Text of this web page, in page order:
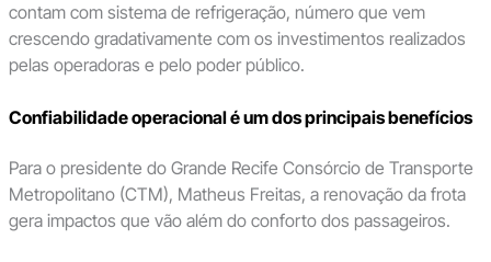
contam com sistema de refrigeração, número que vem
crescendo gradativamente com os investimentos realizados
pelas operadoras e pelo poder público.
Confiabilidade operacional é um dos principais benefícios
Para o presidente do Grande Recife Consórcio de Transporte
Metropolitano (CTM), Matheus Freitas, a renovação da frota
gera impactos que vão além do conforto dos passageiros.